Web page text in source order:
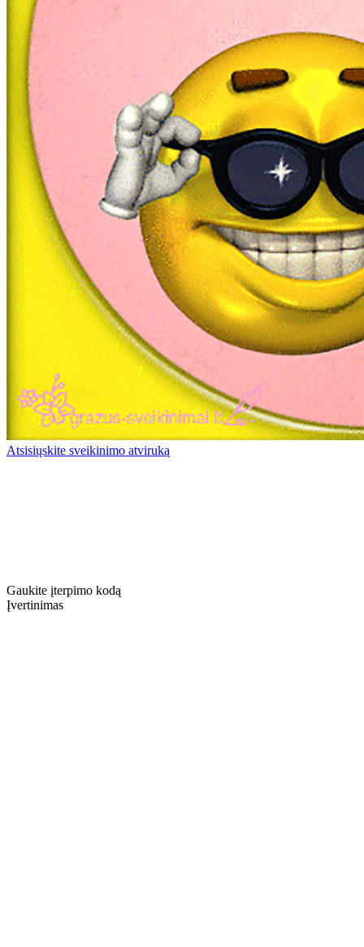
Atsisiųskite sveikinimo atviruką
Gaukite įterpimo kodą
Įvertinimas